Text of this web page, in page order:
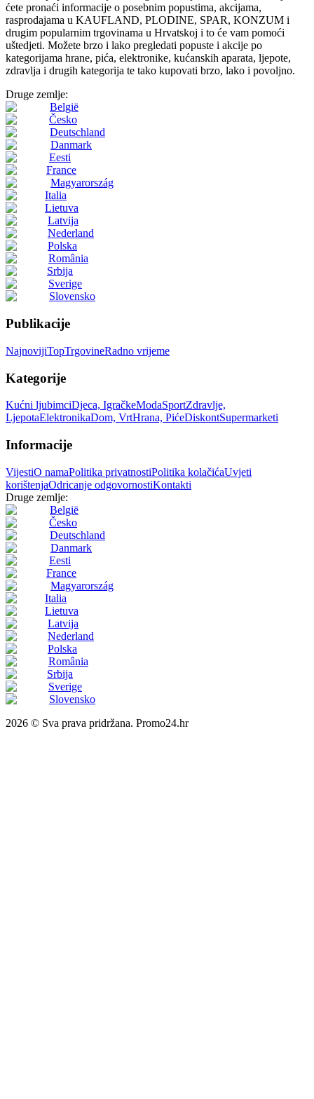
ćete pronaći informacije o posebnim popustima, akcijama,
rasprodajama u KAUFLAND, PLODINE, SPAR, KONZUM i
drugim popularnim trgovinama u Hrvatskoj i to će vam pomoći
uštedjeti. Možete brzo i lako pregledati popuste i akcije po
kategorijama hrane, pića, elektronike, kućanskih aparata, ljepote,
zdravlja i drugih kategorija te tako kupovati brzo, lako i povoljno.
Druge zemlje:
België
Česko
Deutschland
Danmark
Eesti
France
Magyarország
Italia
Lietuva
Latvija
Nederland
Polska
România
Srbija
Sverige
Slovensko
Publikacije
NajnovijiTopTrgovineRadno vrijeme
Kategorije
Kućni ljubimciDjeca, IgračkeModaSportZdravlje,
LjepotaElektronikaDom, VrtHrana, PićeDiskontSupermarketi
Informacije
VijestiO namaPolitika privatnostiPolitika kolačićaUvjeti
korištenjaOdricanje odgovornostiKontakti
Druge zemlje:
België
Česko
Deutschland
Danmark
Eesti
France
Magyarország
Italia
Lietuva
Latvija
Nederland
Polska
România
Srbija
Sverige
Slovensko
2026 © Sva prava pridržana. Promo24.hr